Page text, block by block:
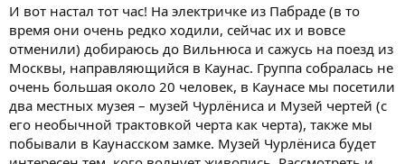
И вот настал тот час! На электричке из Пабраде (в то
время они очень редко ходили, сейчас их и вовсе
отменили) добираюсь до Вильнюса и сажусь на поезд из
Москвы, направляющийся в Каунас. Группа собралась не
очень большая около 20 человек, в Каунасе мы посетили
два местных музея – музей Чурлёниса и Музей чертей (с
его необычной трактовкой черта как черта), также мы
побывали в Каунасском замке. Музей Чурлёниса будет